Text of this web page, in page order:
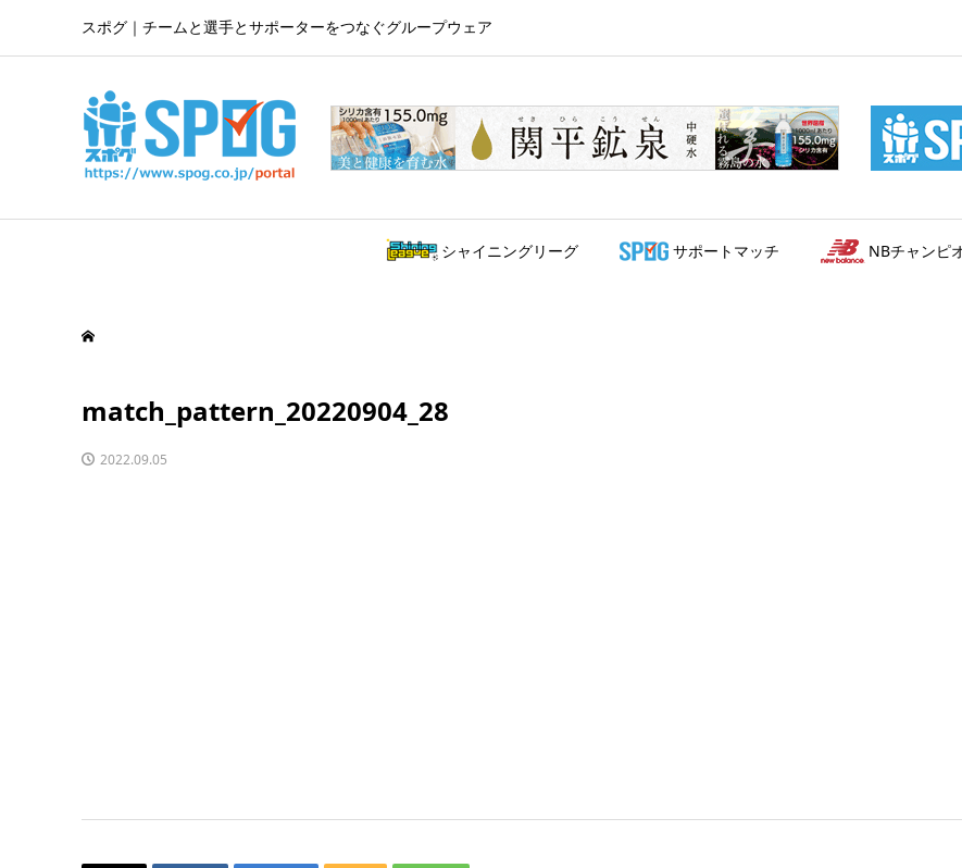
スポグ｜チームと選手とサポーターをつなぐグループウェア
シャイニングリーグ サポートマッチ NBチャンピ
match_pattern_20220904_28
2022.09.05